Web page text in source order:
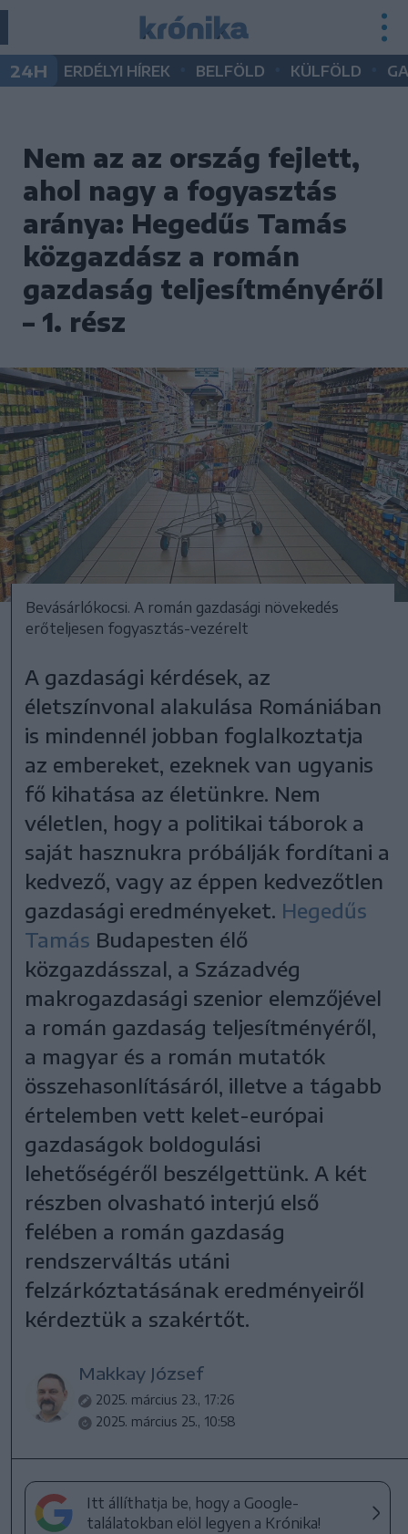
24H ERDÉLYI HÍREK BELFÖLD KÜLFÖLD
Nem az az ország fejlett,
ahol nagy a fogyasztás
aránya: Hegedűs Tamás
közgazdász a román
gazdaság teljesítményéről
– 1. rész
Bevásárlókocsi. A román gazdasági növekedés
erőteljesen fogyasztás-vezérelt
A gazdasági kérdések, az
életszínvonal alakulása Romániában
is mindennél jobban foglalkoztatja
az embereket, ezeknek van ugyanis
fő kihatása az életünkre. Nem
véletlen, hogy a politikai táborok a
saját hasznukra próbálják fordítani a
kedvező, vagy az éppen kedvezőtlen
gazdasági eredményeket. Hegedűs
Tamás Budapesten élő
közgazdásszal, a Századvég
makrogazdasági szenior elemzőjével
a román gazdaság teljesítményéről,
a magyar és a román mutatók
összehasonlításáról, illetve a tágabb
értelemben vett kelet-európai
gazdaságok boldogulási
lehetőségéről beszélgettünk. A két
részben olvasható interjú első
felében a román gazdaság
rendszerváltás utáni
felzárkóztatásának eredményeiről
kérdeztük a szakértőt.
Makkay József
2025. március 23., 17:26
2025. március 25., 10:58
Itt állíthatja be, hogy a Google-
találatokban elöl legyen a Krónika!